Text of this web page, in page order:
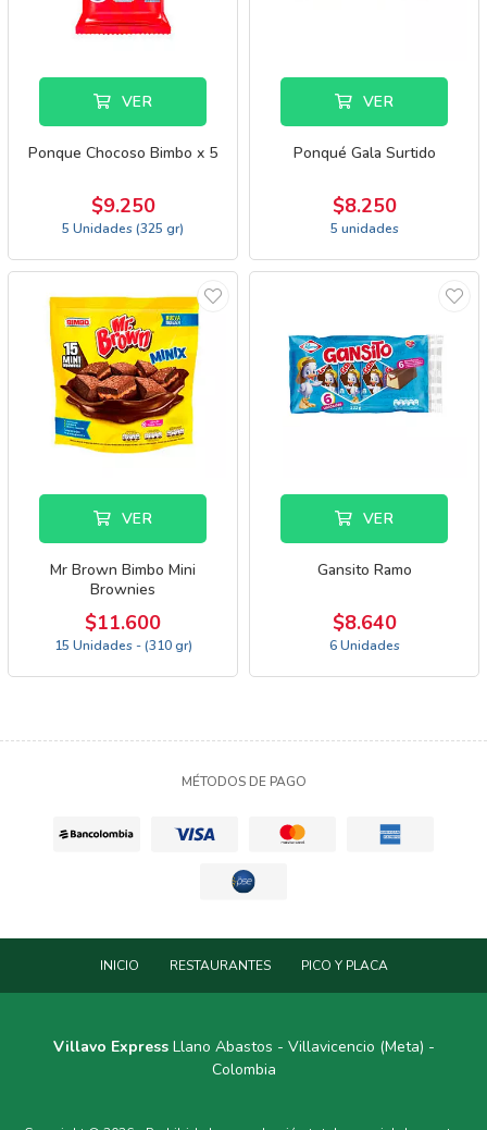
VER
Ponque Chocoso Bimbo x 5
$9.250
5 Unidades (325 gr)
VER
Ponqué Gala Surtido
$8.250
5 unidades
VER
Mr Brown Bimbo Mini
Brownies
$11.600
15 Unidades - (310 gr)
VER
Gansito Ramo
$8.640
6 Unidades
MÉTODOS DE PAGO
INICIO RESTAURANTES PICO Y PLACA
Villavo ExpressLlano Abastos - Villavicencio (Meta) -
Colombia